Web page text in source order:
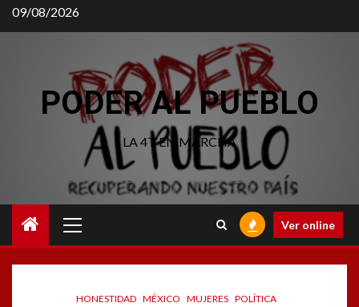
Saltar
al
09/08/2026
PODER AL PUEBLO
LA 4T EN MARCHA
principal
Ver online
HONESTIDAD MÉXICO MUJERES POLÍTICA